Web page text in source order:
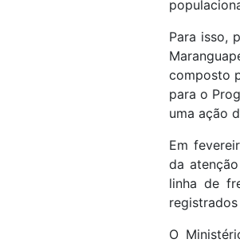
Para isso,
composto
para o
uma ação
Em
da
linha de
O